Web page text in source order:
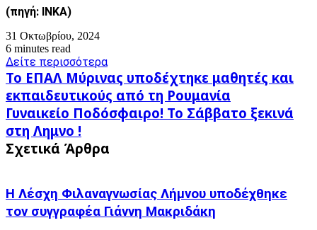
(πηγή: ΙΝΚΑ)
31 Οκτωβρίου, 2024
6 minutes read
Δείτε περισσότερα
Το
ΕΠΑΛ
Μύρινας
υποδέχτηκε
μαθητές
και
εκπαιδευτικούς
Ρουμανία
Το ΕΠΑΛ Μύρινας υποδέχτηκε μαθητές και
εκπαιδευτικούς από τη Ρουμανία
Γυναικείο
Ποδόσφαιρο!
Το
Σάββατο
Λημνο
!
Γυναικείο Ποδόσφαιρο! Το Σάββατο ξεκινά
στη Λημνο !
Σχετικά Άρθρα
Η Λέσχη Φιλαναγνωσίας Λήμνου υποδέχθηκε
τον συγγραφέα Γιάννη Μακριδάκη